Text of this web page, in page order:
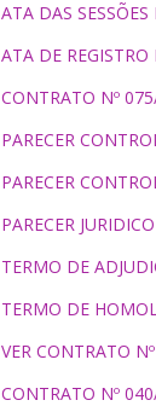
ATA DAS
ATA DE REGISTRO
CONTRATO Nº
PARECER
PARECER
PARECER JURIDICO
TERMO DE
TERMO DE
VER CONTRATO
CONTRATO Nº